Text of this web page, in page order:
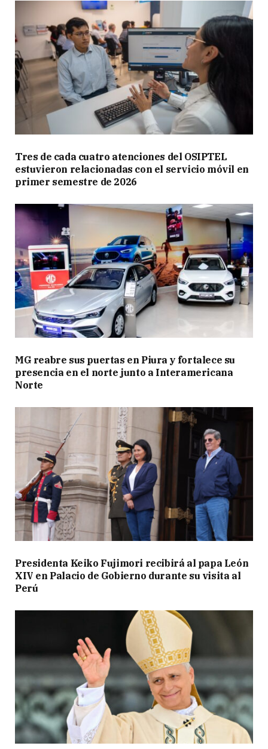
Tres de cada cuatro atenciones del OSIPTEL
estuvieron relacionadas con el servicio móvil en
primer semestre de 2026
MG reabre sus puertas en Piura y fortalece su
presencia en el norte junto a Interamericana
Norte
Presidenta Keiko Fujimori recibirá al papa León
XIV en Palacio de Gobierno durante su visita al
Perú